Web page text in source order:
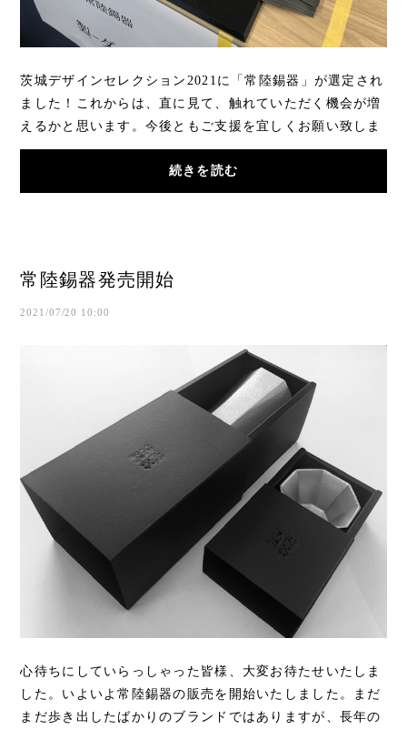
茨城デザインセレクション2021に「常陸錫器」が選定され
ました！これからは、直に見て、触れていただく機会が増
えるかと思います。今後ともご支援を宜しくお願い致しま
す。 http://id-selection.jp/index.php?QBl...
続きを読む
常陸錫器発売開始
2021/07/20 10:00
心待ちにしていらっしゃった皆様、大変お待たせいたしま
した。いよいよ常陸錫器の販売を開始いたしました。まだ
まだ歩き出したばかりのブランドではありますが、長年の